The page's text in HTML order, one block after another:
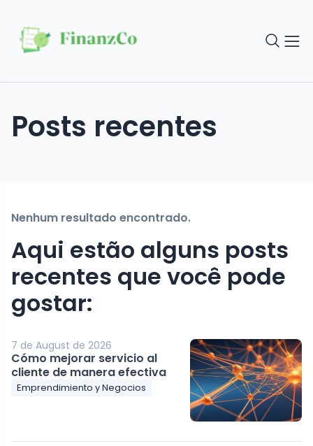
Posts recentes
Nenhum resultado encontrado.
Aqui estão alguns posts
recentes que você pode
gostar:
7 de August de 2026
Cómo mejorar servicio al
cliente de manera efectiva
Emprendimiento y Negocios